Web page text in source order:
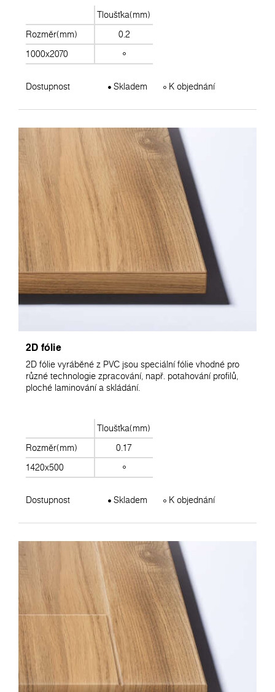
Tloušťka(mm)
Rozměr(mm)
0.2
1000x2070
Dostupnost Skladem K objednání
2D fólie
2D fólie vyráběné z PVC jsou speciální fólie vhodné pro
různé technologie zpracování, např. potahování profilů,
ploché laminování a skládání.
Tloušťka(mm)
Rozměr(mm)
0.17
1420x500
Dostupnost Skladem K objednání